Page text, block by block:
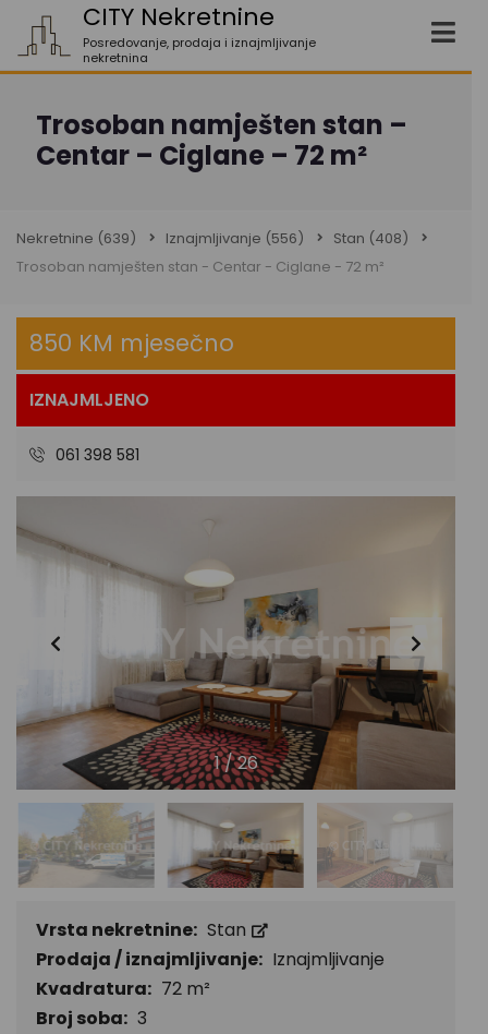
CITY Nekretnine
Posredovanje, prodaja i iznajmljivanje
nekretnina
Trosoban namješten stan –
Centar – Ciglane – 72 m²
Nekretnine (639) Iznajmljivanje (556) Stan (408)
Trosoban namješten stan - Centar - Ciglane - 72 m²
850 KM mjesečno
IZNAJMLJENO
061 398 581
1/26
Vrsta nekretnine: Stan
Prodaja / iznajmljivanje: Iznajmljivanje
Kvadratura: 72 m²
Broj soba: 3